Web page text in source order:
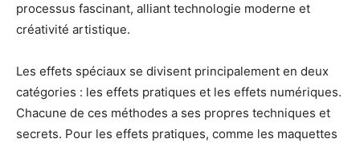
processus fascinant, alliant technologie moderne et
créativité artistique.
Les effets spéciaux se divisent principalement en deux
catégories : les effets pratiques et les effets numériques.
Chacune de ces méthodes a ses propres techniques et
secrets. Pour les effets pratiques, comme les maquettes